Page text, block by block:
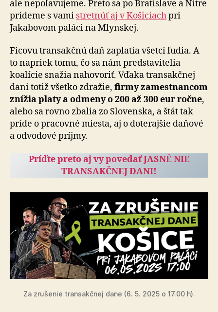
ale nepoľavujeme. Preto sa po Bratislave a Nitre
prídeme s vami stretnúť aj v Ko­ši­ciachpri
Jakabovom paláci na Mlynskej.
Ficovu transakčnú daň zaplatia všetci ľudia. A
to napriek tomu, čo sa nám predstavitelia
koalície snažia nahovoriť. Vďaka transakčnej
dani totiž všetko zdražie, firmy za­mes­tnan­com
znížia platy a odmeny o 200 až 300 eur ročne,
alebo sa rovno zbalia zo Slovenska, a štát tak
príde o pra­cov­né miesta, aj o doterajšie daňové
a odvodové príjmy.
Príďte preto aj vy povedať JASNÉ NIE
TRANSAKČNEJ DANI!
Za zrušenie transakčnej dane (6. 5. 2025 o 17.00 h).